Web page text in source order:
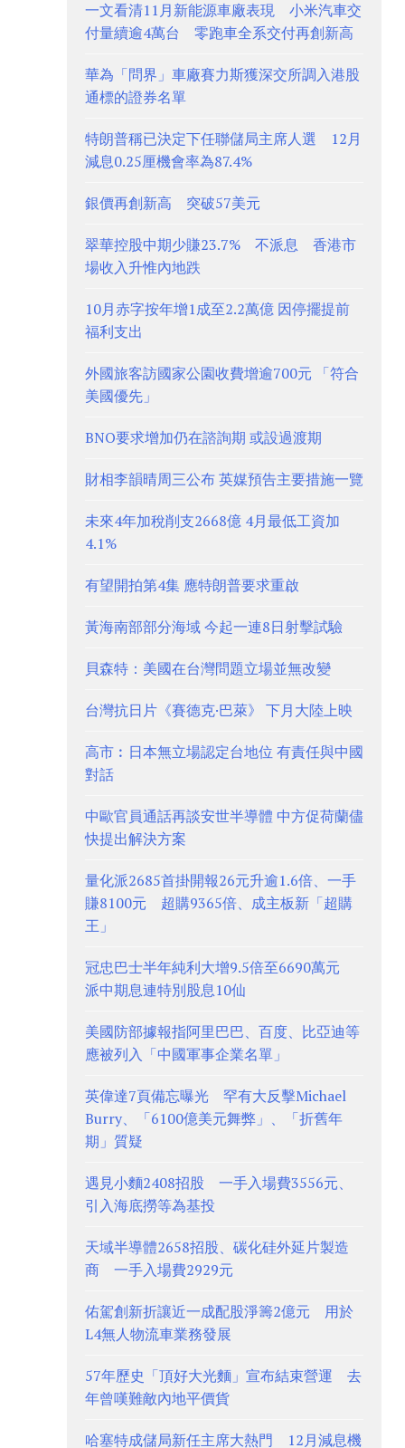
一文看清11月新能源車廠表現 小米汽車交
付量續逾4萬台 零跑車全系交付再創新高
華為「問界」車廠賽力斯獲深交所調入港股
通標的證券名單
特朗普稱已決定下任聯儲局主席人選 12月
減息0.25厘機會率為87.4%
銀價再創新高 突破57美元
翠華控股中期少賺23.7% 不派息 香港市
場收入升惟內地跌
10月赤字按年增1成至2.2萬億 因停擺提前
福利支出
外國旅客訪國家公園收費增逾700元 「符合
美國優先」
BNO要求增加仍在諮詢期 或設過渡期
財相李韻晴周三公布 英媒預告主要措施一覽
未來4年加稅削支2668億 4月最低工資加
4.1%
有望開拍第4集 應特朗普要求重啟
黃海南部部分海域 今起一連8日射擊試驗
貝森特：美國在台灣問題立場並無改變
台灣抗日片《賽德克·巴萊》 下月大陸上映
高市︰日本無立場認定台地位 有責任與中國
對話
中歐官員通話再談安世半導體 中方促荷蘭儘
快提出解決方案
量化派2685首掛開報26元升逾1.6倍、一手
賺8100元 超購9365倍、成主板新「超購
王」
冠忠巴士半年純利大增9.5倍至6690萬元
派中期息連特別股息10仙
美國防部據報指阿里巴巴、百度、比亞迪等
應被列入「中國軍事企業名單」
英偉達7頁備忘曝光 罕有大反擊Michael
Burry、「6100億美元舞弊」、「折舊年
期」質疑
遇見小麵2408招股 一手入場費3556元、
引入海底撈等為基投
天域半導體2658招股、碳化硅外延片製造
商 一手入場費2929元
佑駕創新折讓近一成配股淨籌2億元 用於
L4無人物流車業務發展
57年歷史「頂好大光麵」宣布結束營運 去
年曾嘆難敵內地平價貨
哈塞特成儲局新任主席大熱門 12月減息機